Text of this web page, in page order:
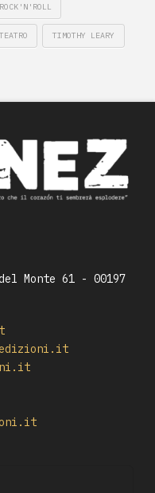
ROCK'N'ROLL
TEATRO TIMOTHY LEARY
Monte 61 - 00197